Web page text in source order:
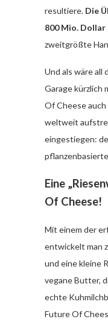
resultiere. Die
800 Mio.
zweitgrößte
Und als wäre all
Garage kürzlich
Of Cheese
weltweit
eingestiegen:
Eine
Of Cheese!
Mit einem der
entwickelt man
und eine kleine
vegane Butter,
echte
Future Of